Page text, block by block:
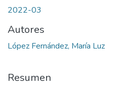
2022-03
Autores
López Fernández, María Luz
Resumen